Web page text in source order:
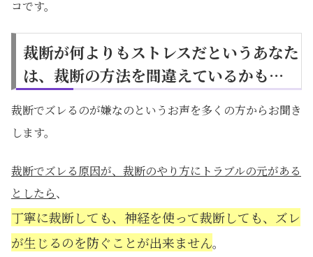
コです。
裁断が何よりもストレスだというあなた
は、裁断の方法を間違えているかも…
裁断でズレるのが嫌なのというお声を多くの方からお聞き
します。
裁断でズレる原因が、裁断のやり方にトラブルの元がある
としたら、
丁寧に裁断しても、神経を使って裁断しても、ズレ
が生じるのを防ぐことが出来ません。